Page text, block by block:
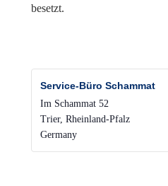
besetzt.
Service-Büro Schammat
Im Schammat 52
Trier, Rheinland-Pfalz
Germany